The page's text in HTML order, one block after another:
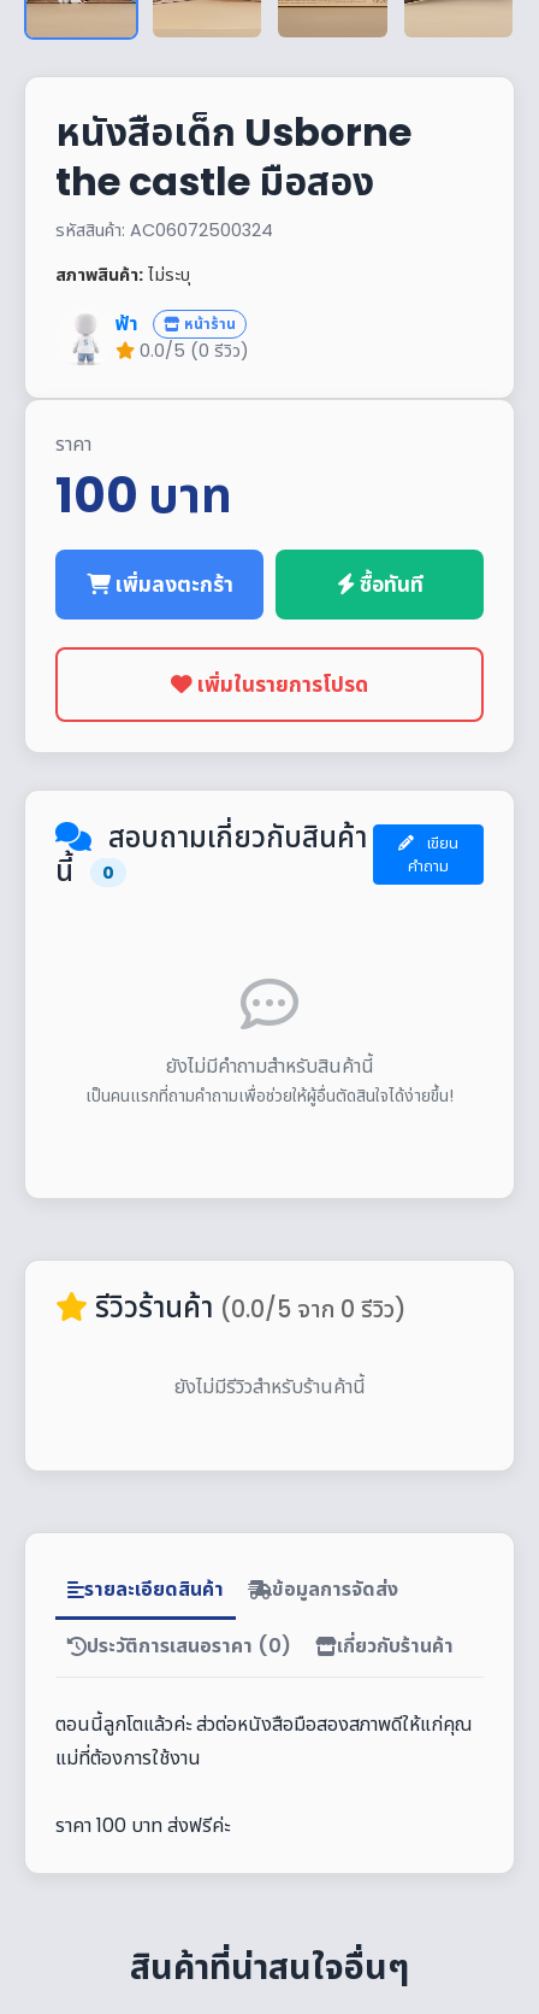
หนังสือเด็ก Usborne
the castle มือสอง
รหัสสินค้า: AC06072500324
สภาพสินค้า: ไม่ระบุ
ฟ้า หน้าร้าน
0.0/5 (0 รีวิว)
ราคา
100 บาท
เพิ่มลงตะกร้า ซื้อทันที
เพิ่มในรายการโปรด
สอบถามเกี่ยวกับสินค้า
นี้
0
เขียน
คำถาม
ยังไม่มีคำถามสำหรับสินค้านี้
เป็นคนแรกที่ถามคำถามเพื่อช่วยให้ผู้อื่นตัดสินใจได้ง่ายขึ้น!
รีวิวร้านค้า (0.0/5 จาก 0 รีวิว)
ยังไม่มีรีวิวสำหรับร้านค้านี้
รายละเอียดสินค้า ข้อมูลการจัดส่ง
ประวัติการเสนอราคา (0) เกี่ยวกับร้านค้า
ตอนนี้ลูกโตแล้วค่ะ ส่วต่อหนังสือมือสองสภาพดีให้แก่คุณ
แม่ที่ต้องการใช้งาน
ราคา 100 บาท ส่งฟรีค่ะ
สินค้าที่น่าสนใจอื่นๆ